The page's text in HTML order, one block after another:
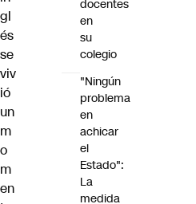
gl
és
se
viv
ió
un
m
o
m
en
docentes
en
su
colegio
"Ningún
problema
en
achicar
el
Estado":
La
medida